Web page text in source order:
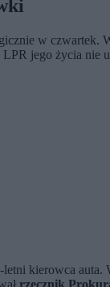
w czwartek.
jego życia nie
kierowca auta.
rzecznik